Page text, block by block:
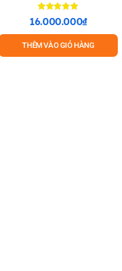
Được xếp
hạng
5 sao
16.000.000₫
THÊM VÀO GIỎ HÀNG